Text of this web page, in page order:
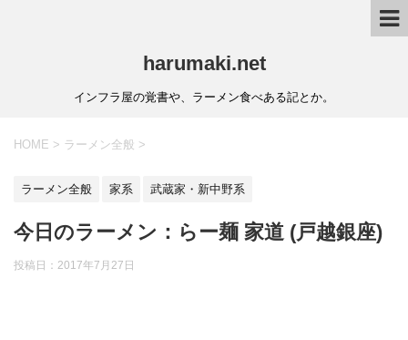
harumaki.net
インフラ屋の覚書や、ラーメン食べある記とか。
HOME > ラーメン全般 >
ラーメン全般 家系 武蔵家・新中野系
今日のラーメン：らー麺 家道 (戸越銀座)
投稿日：2017年7月27日